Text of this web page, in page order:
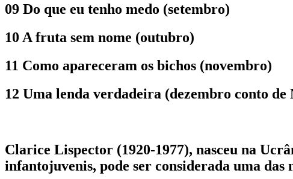
09 Do que eu tenho medo (setembro)
10 A fruta sem nome (outubro)
11 Como apareceram os bichos (novembro)
12 Uma lenda verdadeira (dezembro conto de
Clarice Lispector (1920-1977), nasceu na
infantojuvenis, pode ser considerada uma